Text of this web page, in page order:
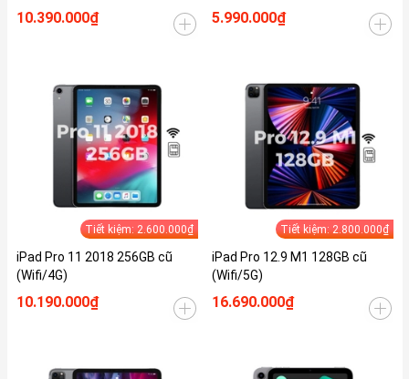
10.390.000₫ 5.990.000₫
Tiết kiệm: 2.600.000₫
iPad Pro 11 2018 256GB cũ
(Wifi/4G)
10.190.000₫
Tiết kiệm: 2.800.000₫
iPad Pro 12.9 M1 128GB cũ
(Wifi/5G)
16.690.000₫